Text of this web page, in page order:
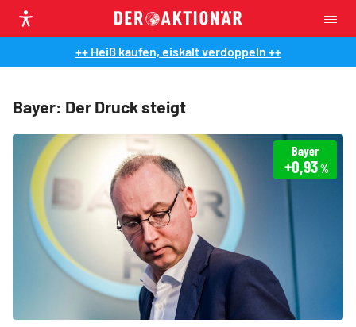
++ Heiß kaufen, eiskalt verdoppeln ++
Bayer: Der Druck steigt
Bayer
+0,93%